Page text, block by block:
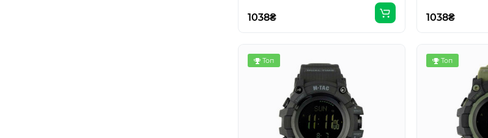
1038₴ 1038₴
Топ Топ